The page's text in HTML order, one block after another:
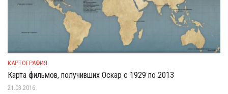
КАРТОГРАФИЯ
Карта фильмов, получивших Оскар с 1929 по 2013
21.03.2016